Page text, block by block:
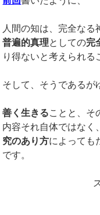
人間の知は、完全な
普遍的真理としての完
り得ないと考えられる
そして、そうであるが
善く生きることと、そ
内容それ自体ではなく
究のあり方によっても
です。